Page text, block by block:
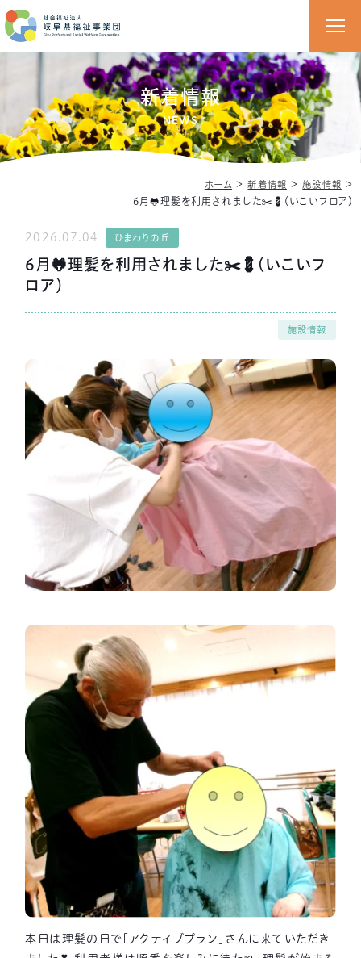
新着情報
NEWS
ホーム ＞新着情報 ＞施設情報 ＞
6月🐸理髪を利用されました✂️💈（いこいフロア）
2026.07.04 ひまわりの丘
6月🐸理髪を利用されました✂️💈（いこいフ
ロア）
施設情報
本日は理髪の日で「アクティブプラン」さんに来ていただき